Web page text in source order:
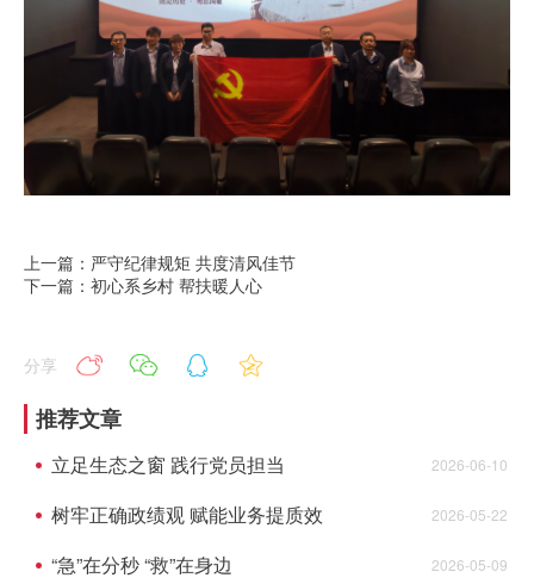
上一篇：严守纪律规矩 共度清风佳节
下一篇：初心系乡村 帮扶暖人心
分享
推荐文章
立足生态之窗 践行党员担当 2026-06-10
树牢正确政绩观 赋能业务提质效 2026-05-22
“急”在分秒 “救”在身边 2026-05-09